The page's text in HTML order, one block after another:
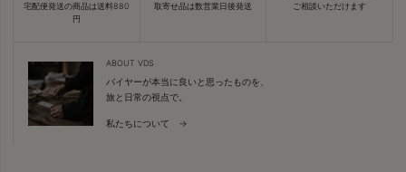
宅配便発送の商品は送料880
円
取寄せ品は数営業日後発送
ご相談いただけます
ABOUT VDS
バイヤーが本当に良いと思ったものを、
旅と日常の視点で。
私たちについて →